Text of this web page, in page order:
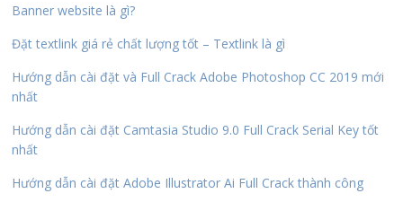
Banner website là gì?
Đặt textlink giá rẻ chất lượng tốt – Textlink là gì
Hướng dẫn cài đặt và Full Crack Adobe Photoshop CC 2019 mới
nhất
Hướng dẫn cài đặt Camtasia Studio 9.0 Full Crack Serial Key tốt
nhất
Hướng dẫn cài đặt Adobe Illustrator Ai Full Crack thành công